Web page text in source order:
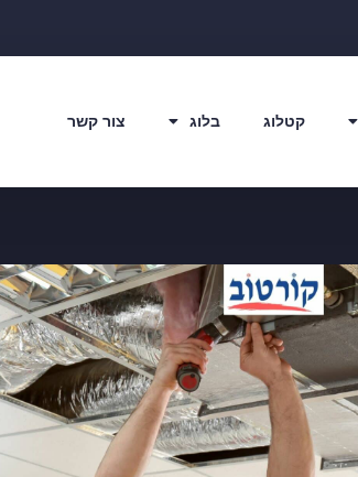
קטלוג בלוג צור קשר